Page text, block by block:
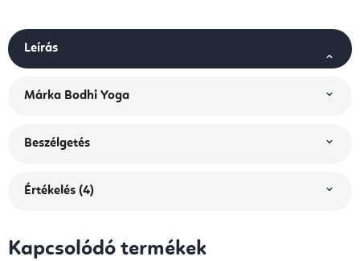
Leírás
Márka Bodhi Yoga
Beszélgetés
Értékelés (4)
Kapcsolódó termékek